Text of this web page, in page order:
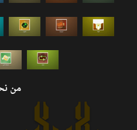
من نحن